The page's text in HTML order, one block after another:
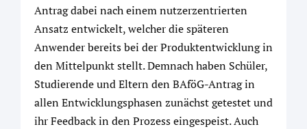
Antrag dabei nach einem nutzerzentrierten
Ansatz entwickelt, welcher die späteren
Anwender bereits bei der Produktentwicklung in
den Mittelpunkt stellt. Demnach haben Schüler,
Studierende und Eltern den BAföG-Antrag in
allen Entwicklungsphasen zunächst getestet und
ihr Feedback in den Prozess eingespeist. Auch